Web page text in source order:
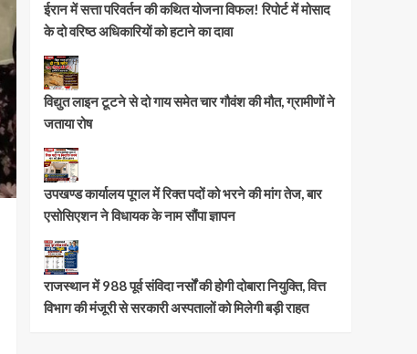
ईरान में सत्ता परिवर्तन की कथित योजना विफल! रिपोर्ट में मोसाद
के दो वरिष्ठ अधिकारियों को हटाने का दावा
विद्युत लाइन टूटने से दो गाय समेत चार गौवंश की मौत, ग्रामीणों ने
जताया रोष
उपखण्ड कार्यालय पूगल में रिक्त पदों को भरने की मांग तेज, बार
एसोसिएशन ने विधायक के नाम सौंपा ज्ञापन
राजस्थान में 988 पूर्व संविदा नर्सों की होगी दोबारा नियुक्ति, वित्त
विभाग की मंजूरी से सरकारी अस्पतालों को मिलेगी बड़ी राहत